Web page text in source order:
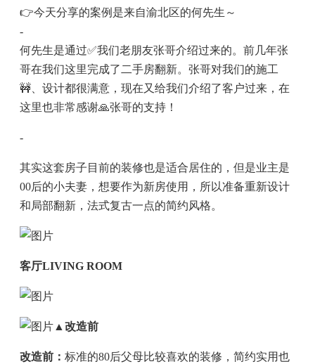
👉今天分享的案例是来自渝北区的何先生～
-
何先生是通过✅我们老朋友张哥介绍过来的。前几年张
哥在我们这里完成了二手房翻新。张哥对我们的施工
🚧、设计都很满意，现在又给我们介绍了客户过来，在
这里也非常感谢🙏张哥的支持！
-
其实这套房子目前的装修也是适合居住的，但是业主是
00后的小夫妻，想要作为新房使用，所以准备重新设计
和局部翻新，法式复古一点的简约风格。
客厅LIVING ROOM
▲改造前
改造前： 标准的80后父母比较喜欢的装修，简约实用也